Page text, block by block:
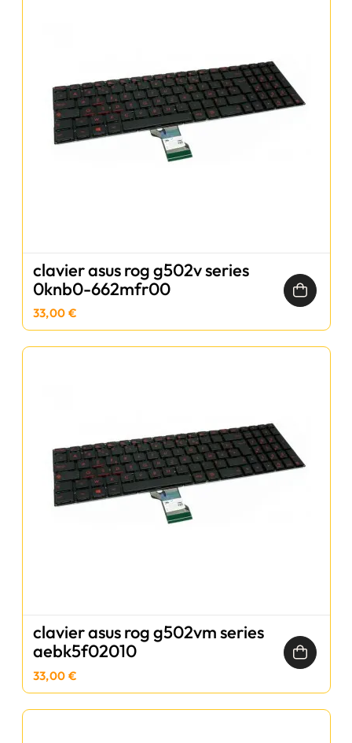
clavier asus rog g502v series
0knb0-662mfr00
33,00 €
clavier asus rog g502vm series
aebk5f02010
33,00 €